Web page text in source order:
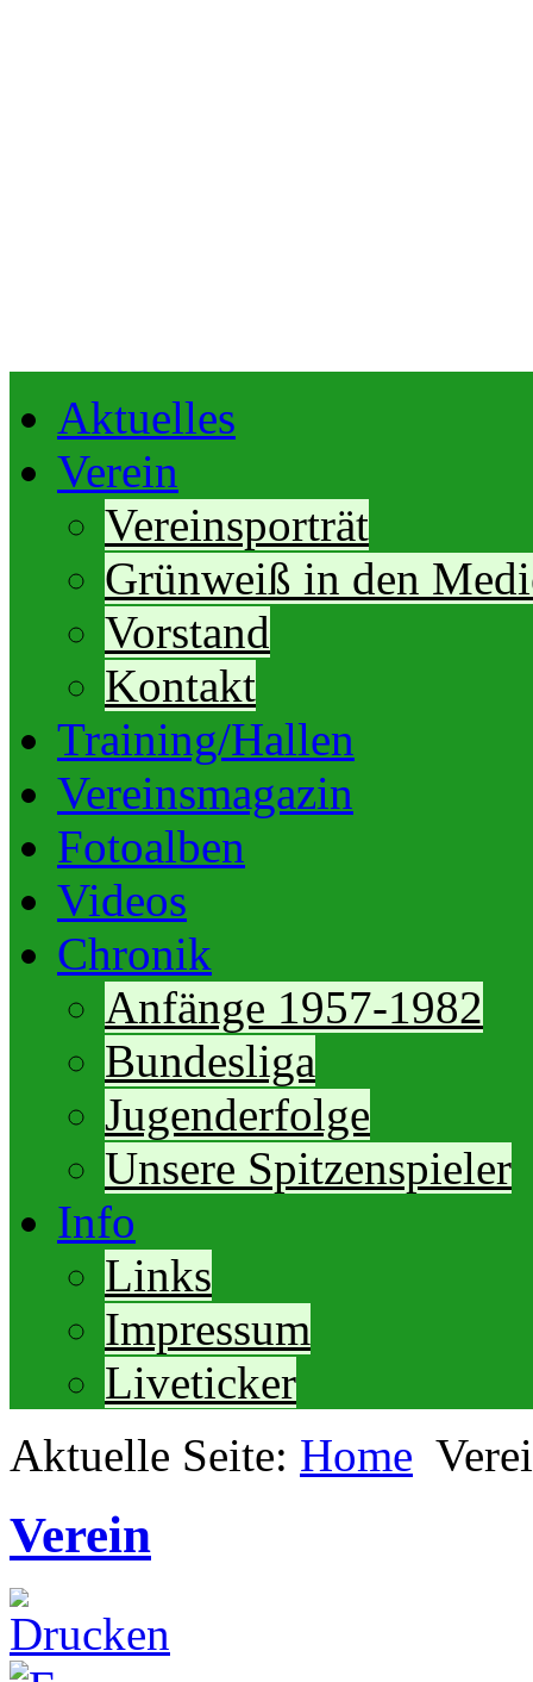
Aktuelles
Verein
Vereinsporträt
Grünweiß in den
Vorstand
Kontakt
Training/Hallen
Vereinsmagazin
Fotoalben
Videos
Chronik
Anfänge 1957-1982
Bundesliga
Jugenderfolge
Unsere Spitzenspieler
Info
Links
Impressum
Liveticker
Aktuelle Seite: Home
Verein